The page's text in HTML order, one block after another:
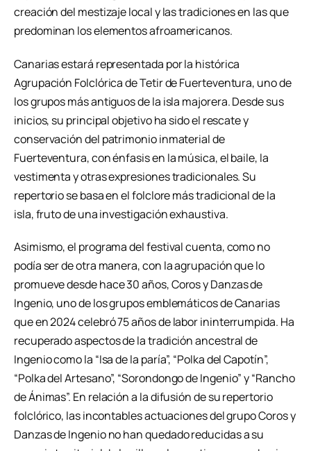
creación del mestizaje local y las tradiciones en las que
predominan los elementos afroamericanos.
Canarias estará representada por la histórica
Agrupación Folclórica de Tetir de Fuerteventura, uno de
los grupos más antiguos de la isla majorera. Desde sus
inicios, su principal objetivo ha sido el rescate y
conservación del patrimonio inmaterial de
Fuerteventura, con énfasis en la música, el baile, la
vestimenta y otras expresiones tradicionales. Su
repertorio se basa en el folclore más tradicional de la
isla, fruto de una investigación exhaustiva.
Asimismo, el programa del festival cuenta, como no
podía ser de otra manera, con la agrupación que lo
promueve desde hace 30 años, Coros y Danzas de
Ingenio, uno de los grupos emblemáticos de Canarias
que en 2024 celebró 75 años de labor ininterrumpida. Ha
recuperado aspectos de la tradición ancestral de
Ingenio como la “Isa de la paría”, “Polka del Capotín”,
“Polka del Artesano”, “Sorondongo de Ingenio” y “Rancho
de Ánimas”. En relación a la difusión de su repertorio
folclórico, las incontables actuaciones del grupo Coros y
Danzas de Ingenio no han quedado reducidas a su